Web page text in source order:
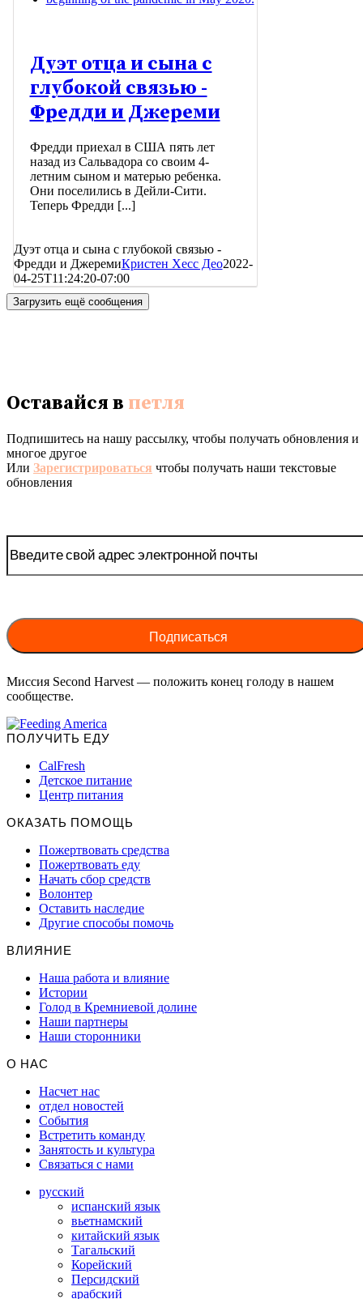
Дуэт отца и сына с
глубокой связью -
Фредди и Джереми
Фредди приехал в США пять лет
назад из Сальвадора со своим 4-
летним сыном и матерью ребенка.
Они поселились в Дейли-Сити.
Теперь Фредди [...]
Дуэт отца и сына с глубокой связью -
Фредди и ДжеремиКристен Хесс Део2022-
04-25T11:24:20-07:00
Загрузить ещё сообщения
Оставайся в петля
Подпишитесь на нашу рассылку, чтобы получать обновления и
многое другое
Или Зарегистрироваться чтобы получать наши текстовые
обновления
Миссия Second Harvest — положить конец голоду в нашем
сообществе.
ПОЛУЧИТЬ ЕДУ
CalFresh
Детское питание
Центр питания
ОКАЗАТЬ ПОМОЩЬ
Пожертвовать средства
Пожертвовать еду
Начать сбор средств
Волонтер
Оставить наследие
Другие способы помочь
ВЛИЯНИЕ
Наша работа и влияние
Истории
Голод в Кремниевой долине
Наши партнеры
Наши сторонники
О НАС
Насчет нас
отдел новостей
События
Встретить команду
Занятость и культура
Связаться с нами
русский
испанский язык
вьетнамский
китайский язык
Тагальский
Корейский
Персидский
арабский